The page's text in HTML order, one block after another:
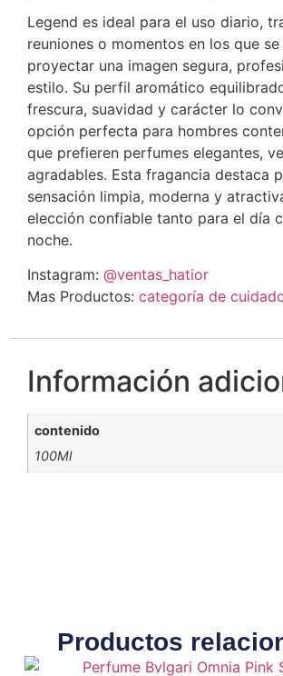
Legend es ideal para el uso diario,
reuniones o momentos en los que
proyectar una imagen segura,
estilo. Su perfil aromático
frescura, suavidad y carácter lo
opción perfecta para hombres
que prefieren perfumes elegantes,
agradables. Esta fragancia destaca
sensación limpia, moderna y
elección confiable tanto para el día
noche.
Instagram: @ventas_hatior
Mas Productos: categoría de
Información
contenido
100Ml
Productos